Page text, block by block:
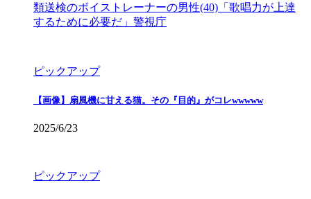
類送検のボイストレーナーの男性(40)「歌唱力が上達
するために必要だ」警視庁
ピックアップ
【画像】扇風機に甘える猫。その『目的』がコレwwwww
2025/6/23
ピックアップ